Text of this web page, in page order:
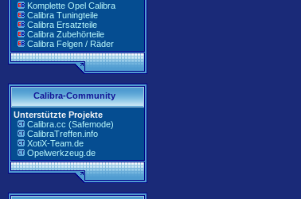
Komplette Opel Calibra
Calibra Tuningteile
Calibra Ersatzteile
Calibra Zubehörteile
Calibra Felgen / Räder
Calibra-Community
Unterstützte Projekte
Calibra.cc (Safemode)
CalibraTreffen.info
XotiX-Team.de
Opelwerkzeug.de